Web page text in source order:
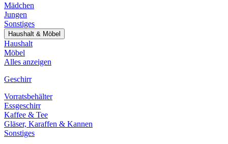
Mädchen
Jungen
Sonstiges
Haushalt & Möbel
Haushalt
Möbel
Alles anzeigen
Geschirr
Vorratsbehälter
Essgeschirr
Kaffee & Tee
Gläser, Karaffen & Kannen
Sonstiges